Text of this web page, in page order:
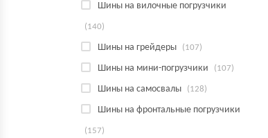
Шины на вилочные погрузчики
(140)
Шины на грейдеры (107)
Шины на мини-погрузчики (107)
Шины на самосвалы (128)
Шины на фронтальные погрузчики
(157)